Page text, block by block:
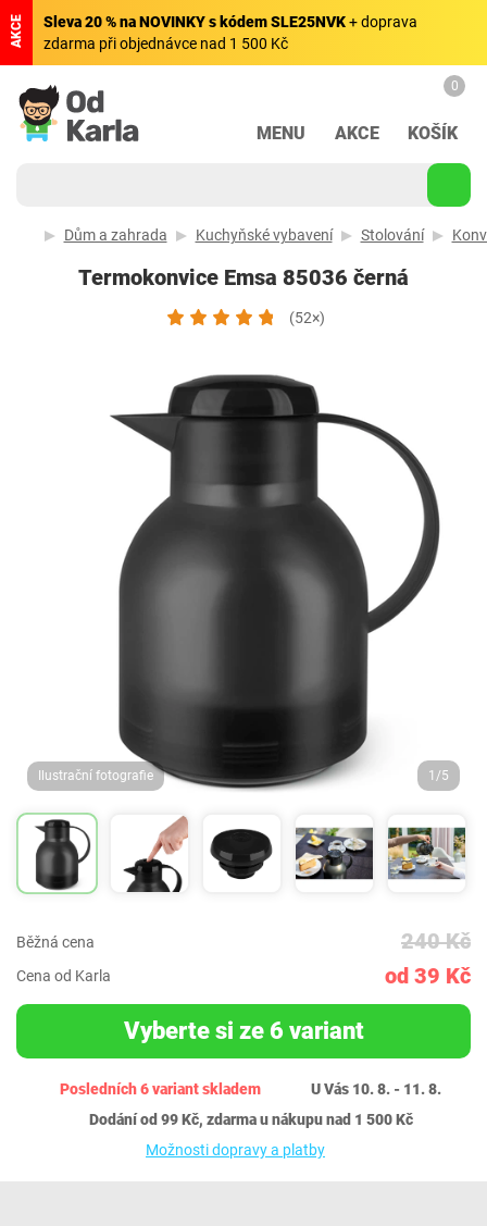
AKCE Sleva 20 % na NOVINKY s kódem SLE25NVK+ doprava
zdarma při objednávce nad 1 500 Kč
MENU AKCE
0
KOŠÍK
Dům a zahrada Kuchyňské vybavení Stolování
Termokonvice Emsa 85036 černá
(52×)
Ilustrační fotografie 1/5
Běžná cena 240 Kč
Cena od Karla od 39 Kč
Vyberte si ze 6 variant
Posledních 6 variant skladem
U Vás 10. 8. - 11. 8.
Dodání od 99 Kč, zdarma u nákupu nad 1 500 Kč
Možnosti dopravy a platby